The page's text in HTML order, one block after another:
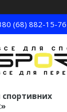
(68) 882-15-76
спортивних